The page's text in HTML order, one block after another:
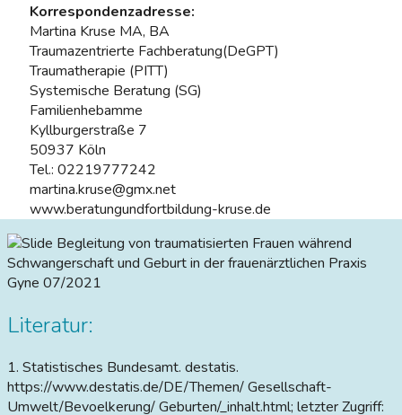
Korrespondenzadresse:
Martina Kruse MA, BA
Traumazentrierte Fachberatung(DeGPT)
Traumatherapie (PITT)
Systemische Beratung (SG)
Familienhebamme
Kyllburgerstraße 7
50937 Köln
Tel.: 02219777242
martina.kruse@gmx.net
www.beratungundfortbildung-kruse.de
Begleitung von traumatisierten Frauen während
Schwangerschaft und Geburt in der frauenärztlichen Praxis
Gyne 07/2021
Literatur:
1. Statistisches Bundesamt. destatis.
https://www.destatis.de/DE/Themen/ Gesellschaft-
Umwelt/Bevoelkerung/ Geburten/_inhalt.html; letzter Zugriff: